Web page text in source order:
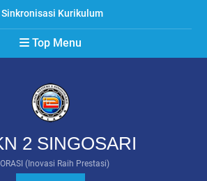
Sinkronisasi Kurikulum
Bersama DUDI, SMKN 2
Singosari Selaraskan
Pembelajaran dengan
Artificial Intelligence
Rapat Dinas Awal Tahun
Ajaran 2026/2027, SMKN 2
Komitmen Wujudkan
Pembelajaran Berkualitas
Vice President BOKE
Top Menu
2 SINGOSARI
(Inovasi Raih Prestasi)